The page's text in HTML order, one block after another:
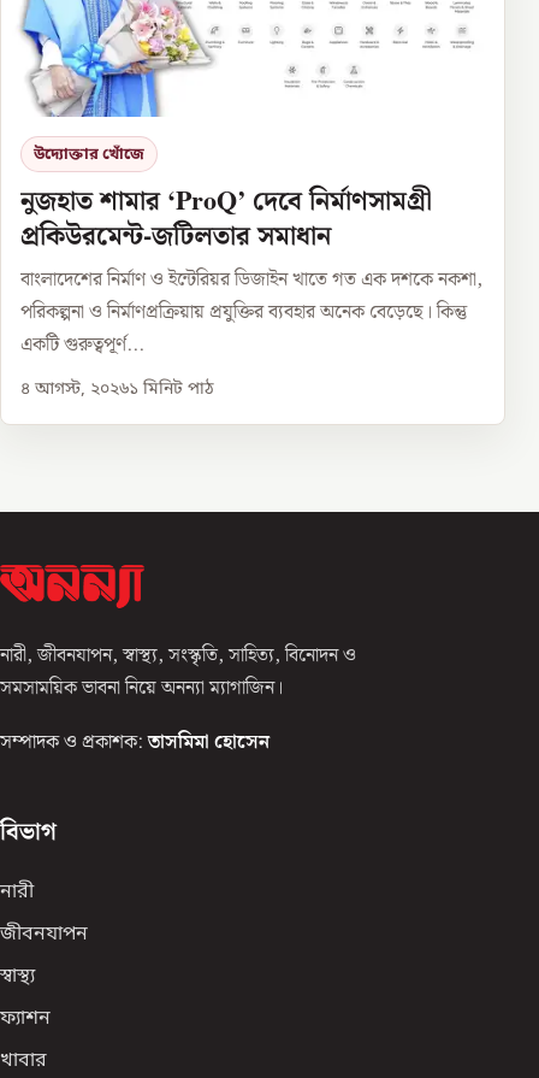
উদ্যোক্তার খোঁজে
নুজহাত শামার ‘ProQ’ দেবে নির্মাণসামগ্রী
প্রকিউরমেন্ট-জটিলতার সমাধান
বাংলাদেশের নির্মাণ ও ইন্টেরিয়র ডিজাইন খাতে গত এক দশকে নকশা,
পরিকল্পনা ও নির্মাণপ্রক্রিয়ায় প্রযুক্তির ব্যবহার অনেক বেড়েছে। কিন্তু
একটি গুরুত্বপূর্ণ...
৪ আগস্ট, ২০২৬১ মিনিট পাঠ
নারী, জীবনযাপন, স্বাস্থ্য, সংস্কৃতি, সাহিত্য, বিনোদন ও
সমসাময়িক ভাবনা নিয়ে অনন্যা ম্যাগাজিন।
সম্পাদক ও প্রকাশক: তাসমিমা হোসেন
বিভাগ
নারী
জীবনযাপন
স্বাস্থ্য
ফ্যাশন
খাবার